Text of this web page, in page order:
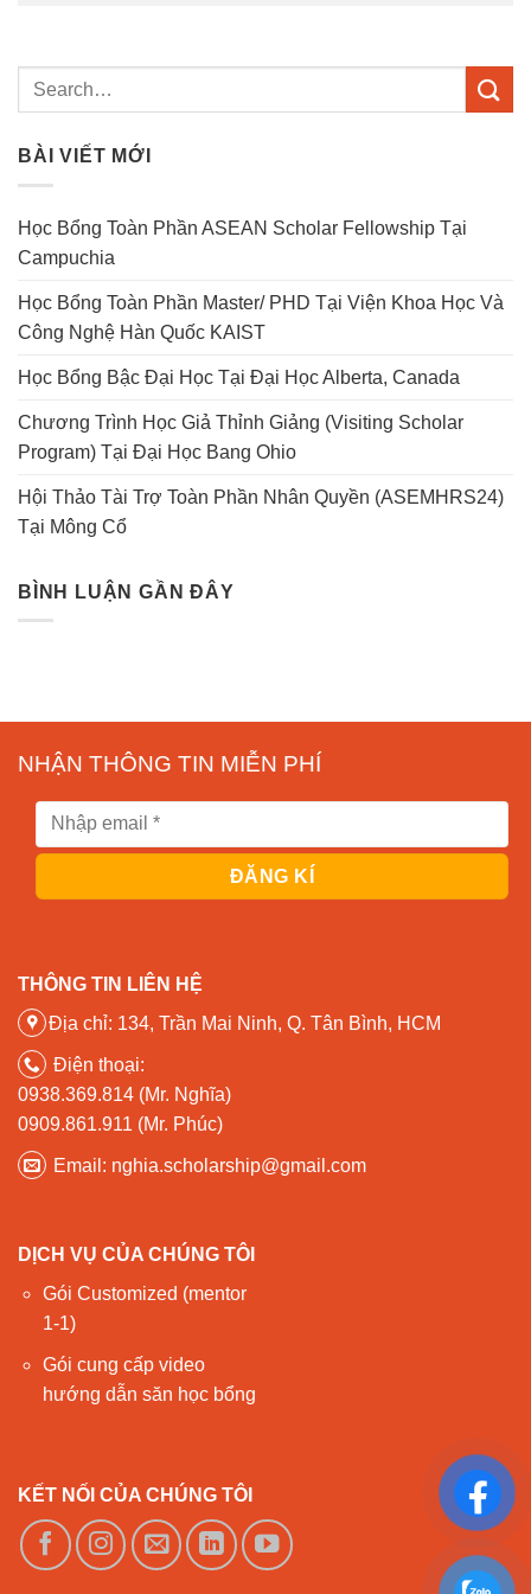
BÀI VIẾT MỚI
Học Bổng Toàn Phần ASEAN Scholar Fellowship Tại
Campuchia
Học Bổng Toàn Phần Master/ PHD Tại Viện Khoa Học Và
Công Nghệ Hàn Quốc KAIST
Học Bổng Bậc Đại Học Tại Đại Học Alberta, Canada
Chương Trình Học Giả Thỉnh Giảng (Visiting Scholar
Program) Tại Đại Học Bang Ohio
Hội Thảo Tài Trợ Toàn Phần Nhân Quyền (ASEMHRS24)
Tại Mông Cổ
BÌNH LUẬN GẦN ĐÂY
NHẬN THÔNG TIN MIỄN PHÍ
THÔNG TIN LIÊN HỆ
Địa chỉ: 134, Trần Mai Ninh, Q. Tân Bình, HCM
Điện thoại:
0938.369.814 (Mr. Nghĩa)
0909.861.911 (Mr. Phúc)
Email: nghia.scholarship@gmail.com
DỊCH VỤ CỦA CHÚNG TÔI
Gói Customized (mentor
1-1)
Gói cung cấp video
hướng dẫn săn học bổng
KẾT NỐI CỦA CHÚNG TÔI